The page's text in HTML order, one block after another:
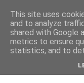
This site uses
and to analyze
shared with Google
metrics to ensure
statistics, and to